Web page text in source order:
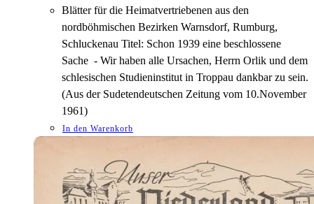
Blätter für die Heimatvertriebenen aus den
nordböhmischen Bezirken Warnsdorf, Rumburg,
Schluckenau Titel: Schon 1939 eine beschlossene
Sache - Wir haben alle Ursachen, Herrn Orlik und dem
schlesischen Studieninstitut in Troppau dankbar zu sein.
(Aus der Sudetendeutschen Zeitung vom 10.November
1961)
In den Warenkorb